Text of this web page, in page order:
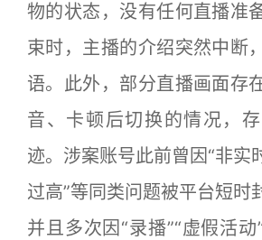
物的状态，没有任何直播准
束时，主播的介绍突然中断
语。此外，部分直播画面存
音、卡顿后切换的情况，
迹。涉案账号此前曾因“非实
过高”等同类问题被平台短时
并且多次因“录播”“虚假活